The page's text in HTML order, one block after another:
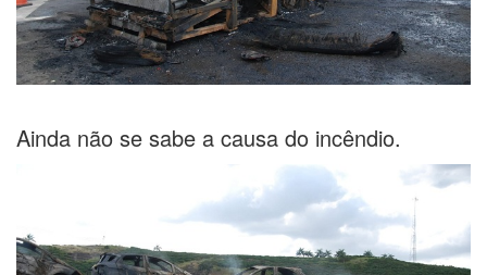
Ainda não se sabe a causa do incêndio.